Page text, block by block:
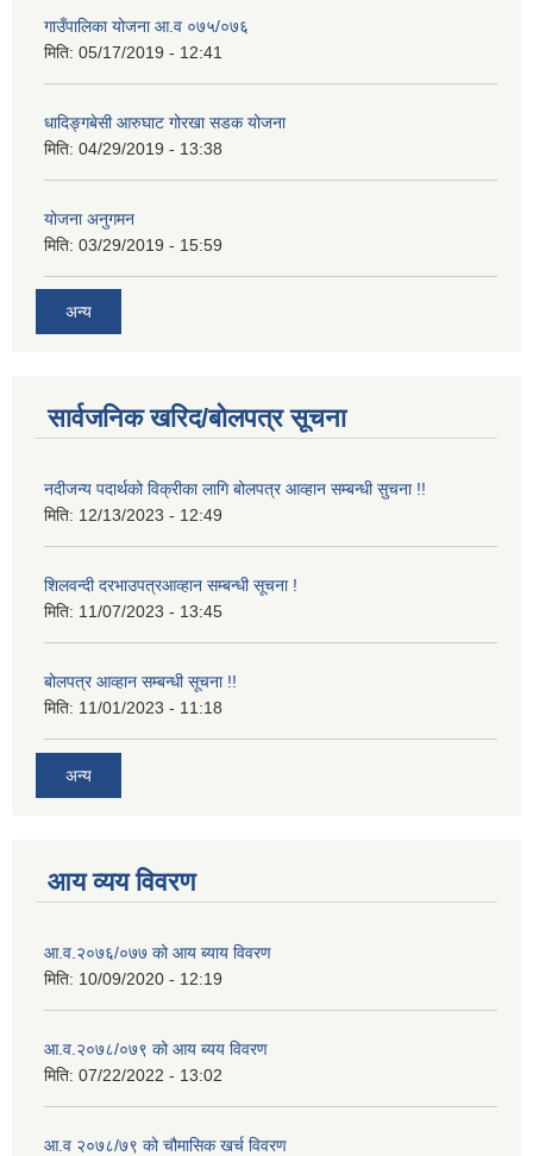
गाउँपालिका योजना आ.व ०७५/०७६
मिति: 05/17/2019 - 12:41
धादिङ्गबेसी आरुघाट गोरखा सडक योजना
मिति: 04/29/2019 - 13:38
योजना अनुगमन
मिति: 03/29/2019 - 15:59
अन्य
सार्वजनिक खरिद/बोलपत्र सूचना
नदीजन्य पदार्थको विक्रीका लागि बोलपत्र आव्हान सम्बन्धी सुचना !!
मिति: 12/13/2023 - 12:49
शिलवन्दी दरभाउपत्रआव्हान सम्बन्धी सूचना !
मिति: 11/07/2023 - 13:45
बोलपत्र आव्हान सम्बन्धी सूचना !!
मिति: 11/01/2023 - 11:18
अन्य
आय व्यय विवरण
आ.व.२०७६/०७७ को आय ब्याय विवरण
मिति: 10/09/2020 - 12:19
आ.व.२०७८/०७९ को आय ब्यय विवरण
मिति: 07/22/2022 - 13:02
आ.व २०७८/७९ को चौमासिक खर्च विवरण